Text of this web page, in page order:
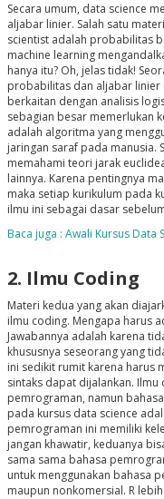
Secara umum, data science
aljabar linier. Salah satu
scientist adalah probabilitas
machine learning
hanya itu? Oh, jelas tidak!
probabilitas dan aljabar linier
berkaitan dengan analisis
sebagian besar memerlukan
adalah algoritma yang
jaringan saraf pada manusia.
memahami teori jarak
lainnya. Karena pentingnya
maka setiap kurikulum pada
ilmu ini sebagai dasar
Baca juga : Awali Kursus Data
2. Ilmu Coding
Materi kedua yang akan
ilmu coding. Mengapa harus
Jawabannya adalah karena
khususnya seseorang yang
ini sedikit rumit karena harus
sintaks dapat dijalankan.
pemrograman, namun
pada kursus data science
pemrograman ini memiliki
jangan khawatir, keduanya
sama sama bahasa
untuk menggunakan bahasa
maupun nonkomersial. R